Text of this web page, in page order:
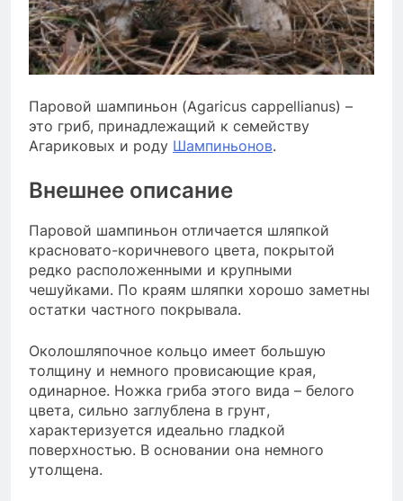
Паровой шампиньон (Agaricus cappellianus) –
это гриб, принадлежащий к семейству
Агариковых и роду Шампиньонов.
Внешнее описание
Паровой шампиньон отличается шляпкой
красновато-коричневого цвета, покрытой
редко расположенными и крупными
чешуйками. По краям шляпки хорошо заметны
остатки частного покрывала.
Околошляпочное кольцо имеет большую
толщину и немного провисающие края,
одинарное. Ножка гриба этого вида – белого
цвета, сильно заглублена в грунт,
характеризуется идеально гладкой
поверхностью. В основании она немного
утолщена.